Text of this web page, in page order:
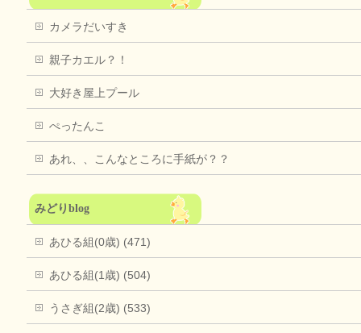
カメラだいすき
親子カエル？！
大好き屋上プール
ぺったんこ
あれ、、こんなところに手紙が？？
みどりblog
あひる組(0歳) (471)
あひる組(1歳) (504)
うさぎ組(2歳) (533)